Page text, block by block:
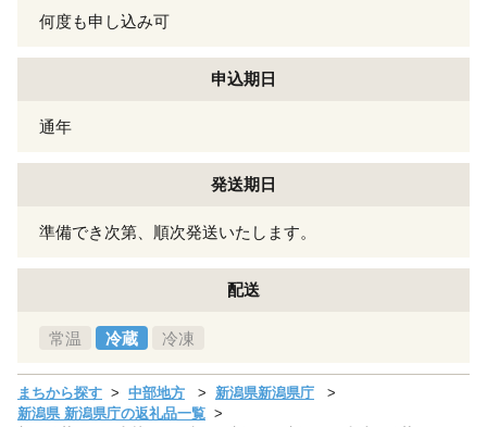
何度も申し込み可
申込期日
通年
発送期日
準備でき次第、順次発送いたします。
配送
常温 冷蔵 冷凍
まちから探す 中部地方
新潟県新潟県庁
新潟県 新潟県庁の返礼品一覧